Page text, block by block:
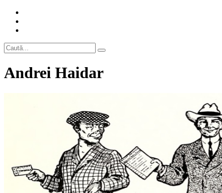
Andrei Haidar